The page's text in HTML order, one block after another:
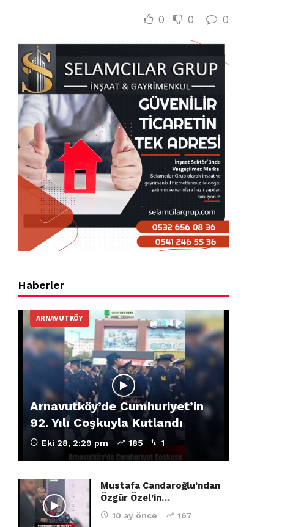
0 0 0
Haberler
ARNAVUTKÖY
Arnavutköy’de Cumhuriyet’in
92. Yılı Coşkuyla Kutlandı
Eki 28, 2:29 pm 185 1
Mustafa Candaroğlu’ndan
Özgür Özel’in…
10 ay önce 167